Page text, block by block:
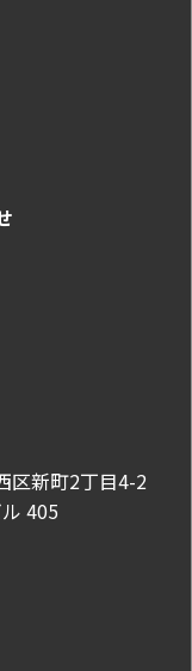
区新町2丁目4-2
405